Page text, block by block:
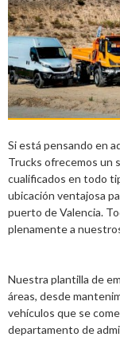
Si está pensando en
Trucks ofrecemos un
cualificados en todo
ubicación ventajosa
puerto de Valencia.
plenamente a
Nuestra plantilla de
áreas, desde
vehículos que se
departamento de